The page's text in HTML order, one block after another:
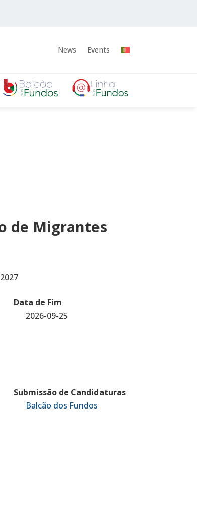
News Events
de Migrantes
Data de Fim
2026-09-25
Submissão de Candidaturas
Balcão dos Fundos